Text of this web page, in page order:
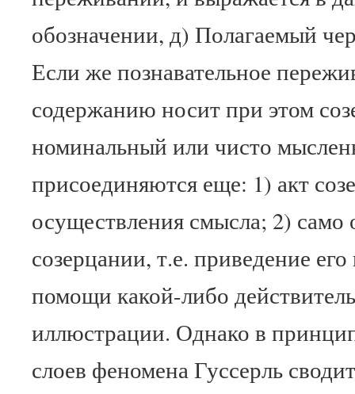
обозначении, д) Полагаемый
Если же познавательное
содержанию носит при этом
номинальный или чисто
присоединяются еще: 1) акт
осуществления смысла; 2)
созерцании, т.е. приведение
помощи какой-либо
иллюстрации. Однако в
слоев феномена Гуссерль